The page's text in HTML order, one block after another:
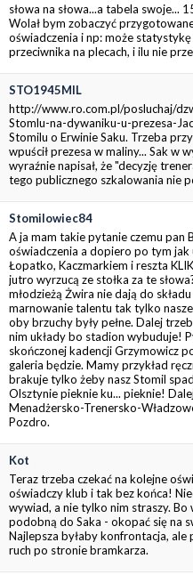
słowa na słowa...a tabela swoje...
Wolał bym zobaczyć
oświadczenia i np: może
przeciwnika na plecach, i ilu nie
STO1945MIL
http://www.ro.com.pl/posluchaj/
Stomlu-na-dywaniku-u-prezesa-
Stomilu o Erwinie Saku. Trzeba
wpuścił prezesa w maliny... Sak w
wyraźnie napisał, że "decyzję
tego publicznego szkalowania nie
Stomilowiec84
A ja mam takie pytanie czemu pan
oświadczenia a dopiero po tym jak
Łopatko, Kaczmarkiem i reszta
jutro wyrzucą ze stołka za te
młodzieżą Żwira nie dają do
marnowanie talentu tak tylko
oby brzuchy były pełne. Dalej
nim układy bo stadion wybuduje!
skończonej kadencji Grzymowicz
galeria będzie. Mamy przykład
brakuje tylko żeby nasz Stomil
Olsztynie pieknie ku... pieknie!
Menadżersko-Trenersko-
Pozdro.
Kot
Teraz trzeba czekać na kolejne
oświadczy klub i tak bez końca!
wywiad, a nie tylko nim straszy.
podobną do Saka - okopać się na
Najlepsza byłaby konfrontacja,
ruch po stronie bramkarza.